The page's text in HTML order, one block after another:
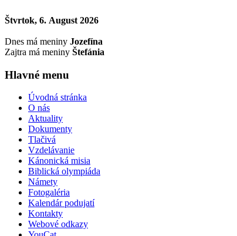
Štvrtok, 6. August 2026
Dnes má meniny Jozefína
Zajtra má meniny Štefánia
Hlavné menu
Úvodná stránka
O nás
Aktuality
Dokumenty
Tlačivá
Vzdelávanie
Kánonická misia
Biblická olympiáda
Námety
Fotogaléria
Kalendár podujatí
Kontakty
Webové odkazy